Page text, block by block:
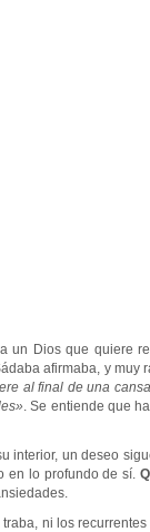
un Dios que quiere
afirmaba, y
al final de una
. Se entiende que
interior, un deseo
en lo profundo de sí.
ni los